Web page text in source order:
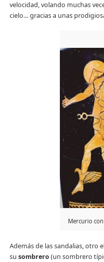
velocidad, volando muchas
cielo… gracias a unas
Mercurio con
Además de las sandalias, otro
su sombrero(un sombrero